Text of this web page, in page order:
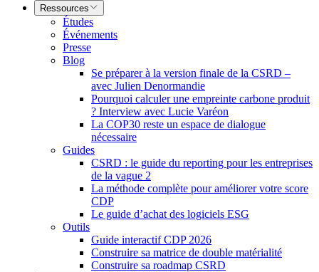
Ressources
Études
Événements
Presse
Blog
Se préparer à la version finale de la CSRD –
avec Julien Denormandie
Pourquoi calculer une empreinte carbone produit
? Interview avec Lucie Varéon
La COP30 reste un espace de dialogue
nécessaire
Guides
CSRD : le guide du reporting pour les entreprises
de la vague 2
La méthode complète pour améliorer votre score
CDP
Le guide d’achat des logiciels ESG
Outils
Guide interactif CDP 2026
Construire sa matrice de double matérialité
Construire sa roadmap CSRD